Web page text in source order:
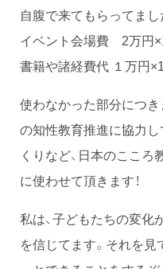
自腹で来てもらってまし
イベント会場費 2万円
書籍や諸経費代 １万円
使わなかった部分につき
の知性教育推進に協力
くりなど、日本のここ
に使わせて頂きます！
私は、子どもたちの変化
を信じてます。それを見